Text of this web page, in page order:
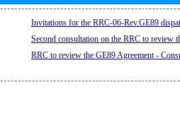
Invitations for the RRC-06-Rev.GE89
Second consultation on the RRC to review
RRC to review the GE89 Agreement -